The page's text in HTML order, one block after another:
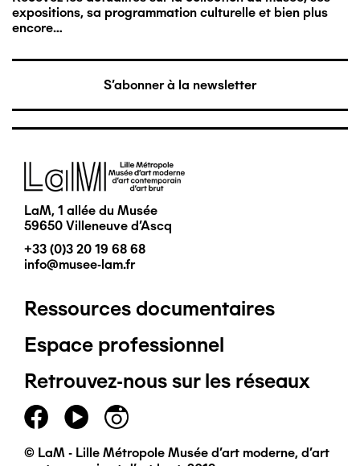
expositions, sa programmation culturelle et bien plus
encore…
S'abonner à la newsletter
Image
LaM, 1 allée du Musée
59650 Villeneuve d'Ascq
+33 (0)3 20 19 68 68
info@musee-lam.fr
Pied
de
page
principal
Ressources documentaires
Espace professionnel
Retrouvez-nous sur les réseaux
© LaM - Lille Métropole Musée d'art moderne, d'art